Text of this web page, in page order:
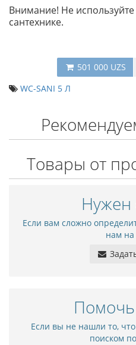
Внимание! Не
сантехнике.
501 000 UZS
WC-SANI 5 Л
Товары от
Нужен
Если вам сложно
нам на
Если вы не нашли то,
поиском